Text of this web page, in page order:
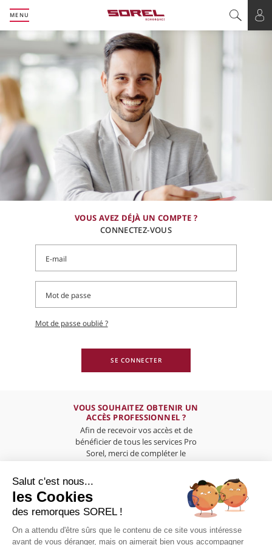
MENU Basculer
VOUS AVEZ DÉJÀ UN COMPTE ?
CONNECTEZ-VOUS
Mot de passe oublié ?
SE CONNECTER
VOUS SOUHAITEZ OBTENIR UN
ACCÈS PROFESSIONNEL ?
Afin de recevoir vos accès et de
bénéficier de tous les services Pro
Sorel, merci de compléter le
PRÉSENTATION
Salut c'est nous...
les Cookies
des remorques SOREL !
On a attendu d'être sûrs que le contenu de ce site vous intéresse
avant de vous déranger, mais on aimerait bien vous accompagner